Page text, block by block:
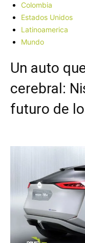
Colombia
Estados Unidos
Latinoamerica
Mundo
Un auto
cerebral:
futuro de